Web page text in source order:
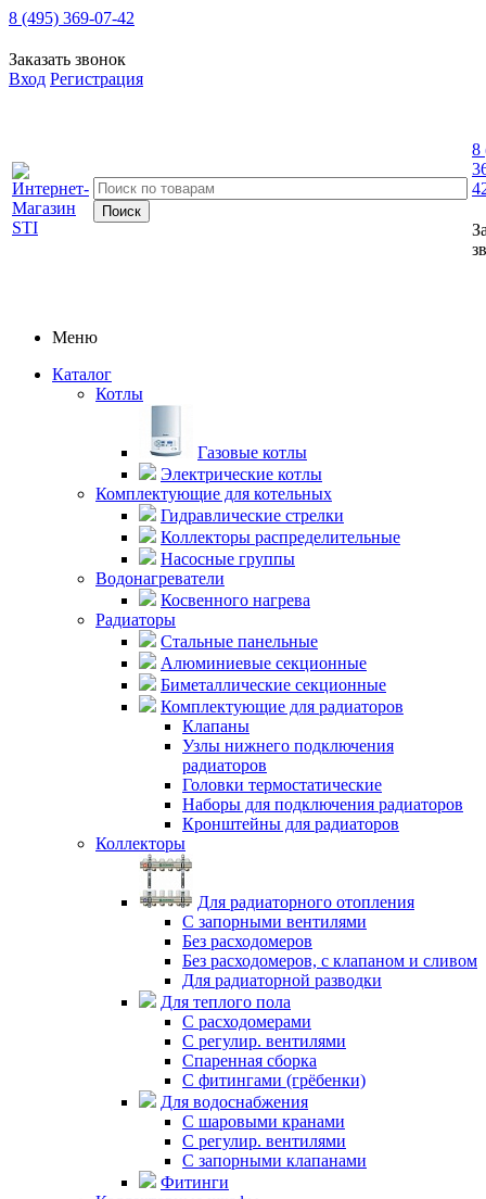
8 (495) 369-07-42
Заказать звонок
Вход Регистрация
8
Меню
Каталог
Котлы
Газовые котлы
Электрические котлы
Комплектующие для котельных
Гидравлические стрелки
Коллекторы распределительные
Насосные группы
Водонагреватели
Косвенного нагрева
Радиаторы
Стальные панельные
Алюминиевые секционные
Биметаллические секционные
Комплектующие для радиаторов
Клапаны
Узлы нижнего подключения
радиаторов
Головки термостатические
Наборы для подключения радиаторов
Кронштейны для радиаторов
Коллекторы
Для радиаторного отопления
С запорными вентилями
Без расходомеров
Без расходомеров, с клапаном и сливом
Для радиаторной разводки
Для теплого пола
C расходомерами
С регулир. вентилями
Спаренная сборка
С фитингами (грёбенки)
Для водоснабжения
С шаровыми кранами
С регулир. вентилями
С запорными клапанами
Фитинги